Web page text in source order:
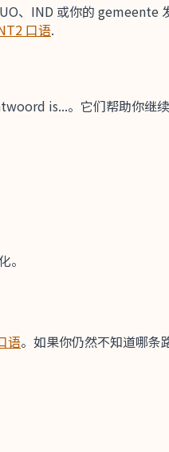
、IND 或你的 gemeente
口语.
is...。它们帮助你继续
。
语。如果你仍然不知道哪条